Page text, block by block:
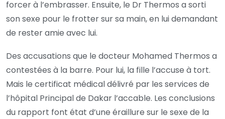
forcer à l’embrasser. Ensuite, le Dr Thermos a sorti
son sexe pour le frotter sur sa main, en lui demandant
de rester amie avec lui.
Des accusations que le docteur Mohamed Thermos a
contestées à la barre. Pour lui, la fille l’accuse à tort.
Mais le certificat médical délivré par les services de
l’hôpital Principal de Dakar l’accable. Les conclusions
du rapport font état d’une éraillure sur le sexe de la